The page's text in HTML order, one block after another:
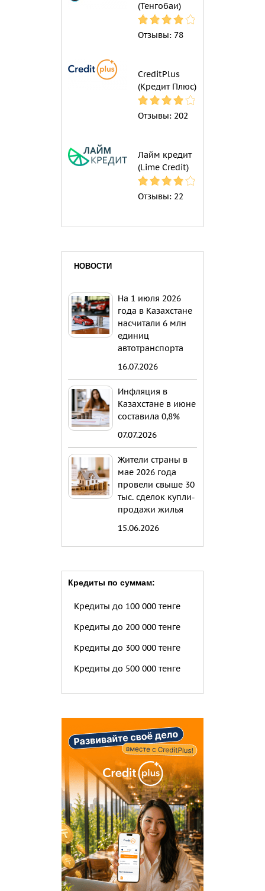
(Тенгобаи)
Отзывы: 78
CreditPlus
(Кредит Плюс)
Отзывы: 202
Лайм кредит
(Lime Credit)
Отзывы: 22
НОВОСТИ
На 1 июля 2026
года в Казахстане
насчитали 6 млн
единиц
автотранспорта
16.07.2026
Инфляция в
Казахстане в июне
составила 0,8%
07.07.2026
Жители страны в
мае 2026 года
провели свыше 30
тыс. сделок купли-
продажи жилья
15.06.2026
Кредиты по суммам:
Кредиты до 100 000 тенге
Кредиты до 200 000 тенге
Кредиты до 300 000 тенге
Кредиты до 500 000 тенге